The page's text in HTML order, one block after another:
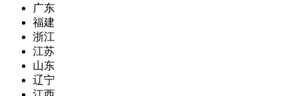
广东
福建
浙江
江苏
山东
辽宁